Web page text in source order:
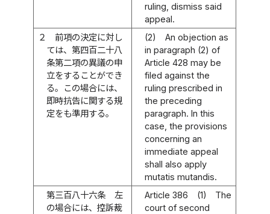
ruling, dismiss said
appeal.
２
前項の決定に対し
ては、第四百二十八
条第二項の異議の申
立をすることができ
る。この場合には、
即時抗告に関する規
定をも準用する。
(2)
An objection as
in paragraph (2) of
Article 428 may be
filed against the
ruling prescribed in
the preceding
paragraph. In this
case, the provisions
concerning an
immediate appeal
shall also apply
mutatis mutandis.
第三百八十六条
左
の場合には、控訴裁
Article 386 (1)
The
court of second